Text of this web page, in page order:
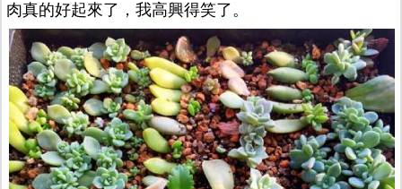
肉真的好起來了，我高興得笑了。